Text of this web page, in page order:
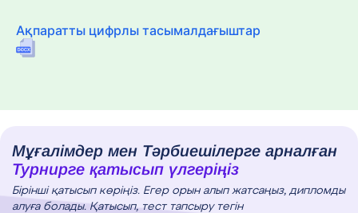
Ақпаратты цифрлы тасымалдағыштар
Мұғалімдер мен Тәрбиешілерге арналған
Турнирге қатысып үлгеріңіз
Бірінші қатысып көріңіз. Егер орын алып жатсаңыз, дипломды
алуға болады. Қатысып, тест тапсыру тегін